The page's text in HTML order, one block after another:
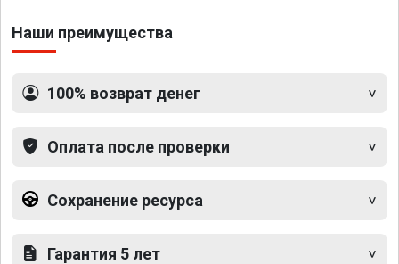
Наши преимущества
100% возврат денег
Оплата после проверки
Сохранение ресурса
Гарантия 5 лет